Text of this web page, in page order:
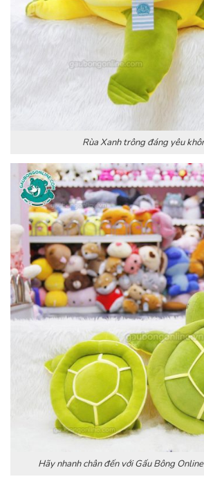
Rùa Xanh trông đáng yêu
Hãy nhanh chân đến với Gấu Bông